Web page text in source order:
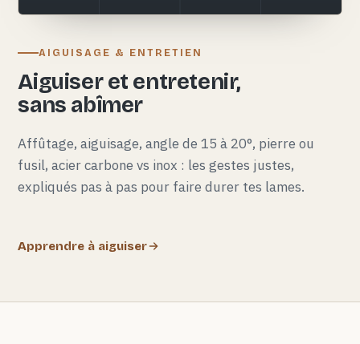
AIGUISAGE & ENTRETIEN
Aiguiser et entretenir,
sans abîmer
Affûtage, aiguisage, angle de 15 à 20°, pierre ou
fusil, acier carbone vs inox : les gestes justes,
expliqués pas à pas pour faire durer tes lames.
Apprendre à aiguiser